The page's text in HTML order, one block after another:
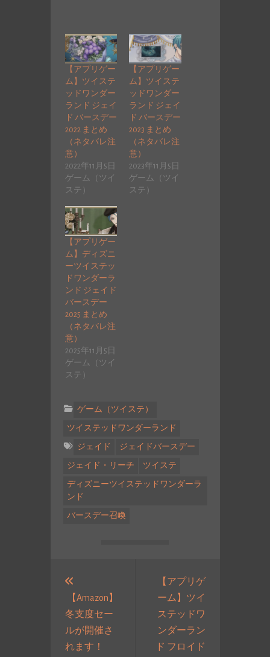
【アプリゲー
ム】ツイステ
ッドワンダー
ランド ジェイ
ド バースデー
2022 まとめ
（ネタバレ注
意）
2022年11月5日
ゲーム（ツイ
ステ）
【アプリゲー
ム】ツイステ
ッドワンダー
ランド ジェイ
ド バースデー
2023 まとめ
（ネタバレ注
意）
2023年11月5日
ゲーム（ツイ
ステ）
【アプリゲー
ム】ディズニ
ーツイステッ
ドワンダーラ
ンド ジェイド
バースデー
2025 まとめ
（ネタバレ注
意）
2025年11月5日
ゲーム（ツイ
ステ）
ゲーム（ツイステ）
ツイステッドワンダーランド
ジェイド ジェイドバースデー
ジェイド・リーチ ツイステ
ディズニーツイステッドワンダーラ
ンド
バースデー召喚
【Amazon】
冬支度セー
ルが開催さ
れます！
【アプリゲ
ーム】ツイ
ステッドワ
ンダーラン
ド フロイド